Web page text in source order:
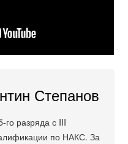
Степанов
го разряда с III
по НАКС. За